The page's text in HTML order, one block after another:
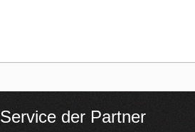
Service der Partner